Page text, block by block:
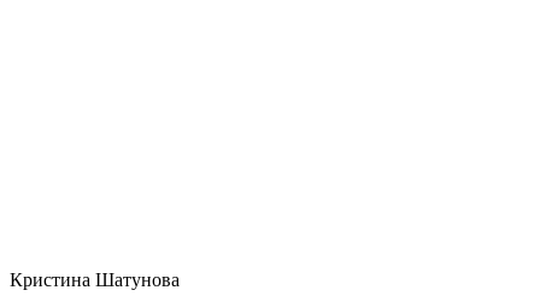
Кристина Шатунова